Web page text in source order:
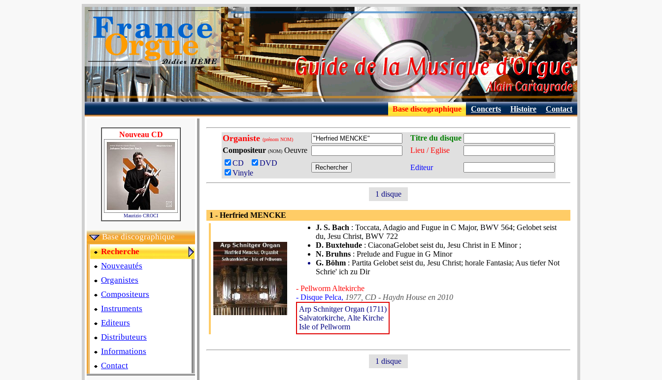
Base discographique Concerts Histoire Contact
Nouveau CD
Maurizio CROCI
Base discographique
Recherche
Nouveautés
Organistes
Compositeurs
Instruments
Editeurs
Distributeurs
Informations
Contact
Organiste (prénom NOM)
Titre du disque
Compositeur (NOM)Oeuvre
Lieu / Eglise
CD
DVD
Vinyle
Editeur
1 disque
1 - Herfried MENCKE
J. S. Bach : Toccata, Adagio and Fugue in C Major, BWV 564; Gelobet seist
du, Jesu Christ, BWV 722
D. Buxtehude : CiaconaGelobet seist du, Jesu Christ in E Minor ;
N. Bruhns : Prelude and Fugue in G Minor
G. Böhm : Partita Gelobet seist du, Jesu Christ; horale Fantasia; Aus tiefer Not
Schrie' ich zu Dir
- Pellworm Altekirche
- Disque Pelca, 1977, CD - Haydn House en 2010
Arp Schnitger Organ (1711)
Salvatorkirche, Alte Kirche
Isle of Pellworm
1 disque